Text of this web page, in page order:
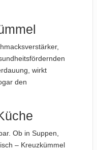
wird keine Haftung
jeweiligen
wirkt
den
Ob in Suppen,
– Kreuzkümmel